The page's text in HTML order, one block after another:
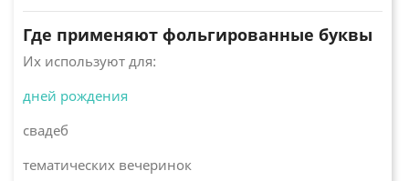
Где применяют фольгированные буквы
Их используют для:
дней рождения
свадеб
тематических вечеринок